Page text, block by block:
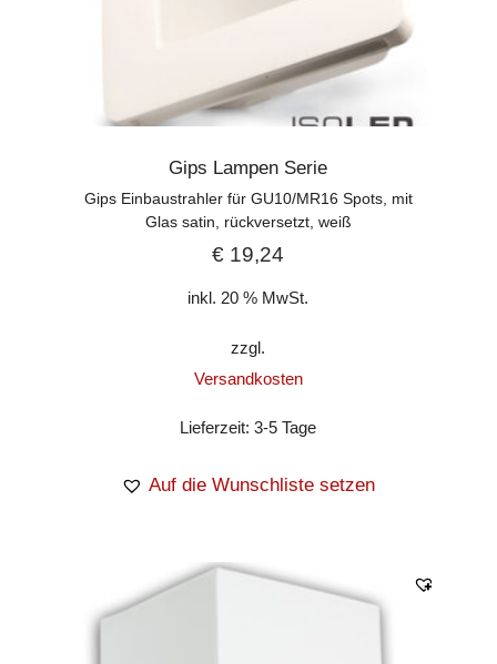
Gips Lampen Serie
Gips Einbaustrahler für GU10/MR16 Spots, mit
Glas satin, rückversetzt, weiß
€ 19,24
inkl. 20 % MwSt.
zzgl.
Versandkosten
Lieferzeit:3-5 Tage
Auf die Wunschliste setzen